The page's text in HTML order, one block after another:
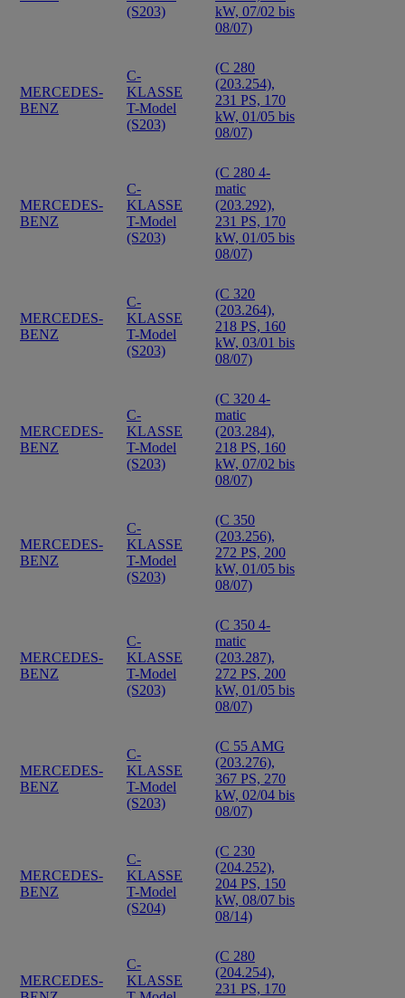
(S203)
kW, 07/02 bis
08/07)
MERCEDES-
BENZ
C-
KLASSE
T-Model
(S203)
(C 280
(203.254),
231 PS, 170
kW, 01/05 bis
08/07)
MERCEDES-
BENZ
C-
KLASSE
T-Model
(S203)
(C 280 4-
matic
(203.292),
231 PS, 170
kW, 01/05 bis
08/07)
MERCEDES-
BENZ
C-
KLASSE
T-Model
(S203)
(C 320
(203.264),
218 PS, 160
kW, 03/01 bis
08/07)
MERCEDES-
BENZ
C-
KLASSE
T-Model
(S203)
(C 320 4-
matic
(203.284),
218 PS, 160
kW, 07/02 bis
08/07)
MERCEDES-
BENZ
C-
KLASSE
T-Model
(S203)
(C 350
(203.256),
272 PS, 200
kW, 01/05 bis
08/07)
MERCEDES-
BENZ
C-
KLASSE
T-Model
(S203)
(C 350 4-
matic
(203.287),
272 PS, 200
kW, 01/05 bis
08/07)
MERCEDES-
BENZ
C-
KLASSE
T-Model
(S203)
(C 55 AMG
(203.276),
367 PS, 270
kW, 02/04 bis
08/07)
MERCEDES-
BENZ
C-
KLASSE
T-Model
(S204)
(C 230
(204.252),
204 PS, 150
kW, 08/07 bis
08/14)
MERCEDES-
C-
KLASSE
(C 280
(204.254),
231 PS, 170